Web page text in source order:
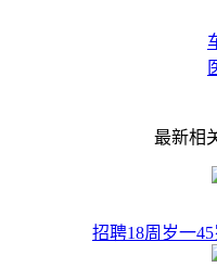
最新相
招聘18周岁一